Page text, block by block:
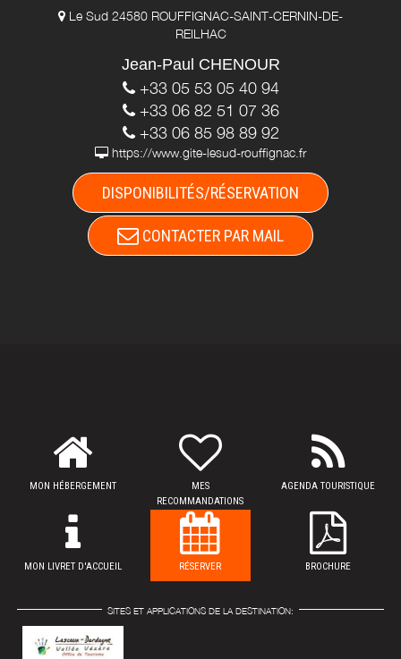
Le Sud 24580 ROUFFIGNAC-SAINT-CERNIN-DE-
REILHAC
Jean-Paul CHENOUR
+33 05 53 05 40 94
+33 06 82 51 07 36
+33 06 85 98 89 92
https://www.gite-lesud-rouffignac.fr
DISPONIBILITÉS/RÉSERVATION
CONTACTER PAR MAIL
MON HÉBERGEMENT
MES
RECOMMANDATIONS
AGENDA TOURISTIQUE
MON LIVRET D'ACCUEIL RÉSERVER BROCHURE
SITES ET APPLICATIONS DE LA DESTINATION: